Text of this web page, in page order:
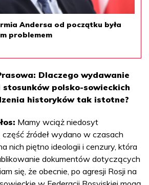
Andersa od początku była
problemem
Dlaczego wydawanie
stosunków polsko-sowieckich
historyków tak istotne?
Mamy wciąż niedosyt
źródeł wydano w czasach
nich piętno ideologii i cenzury, która
dokumentów dotyczących
się, że obecnie, po agresji Rosji na